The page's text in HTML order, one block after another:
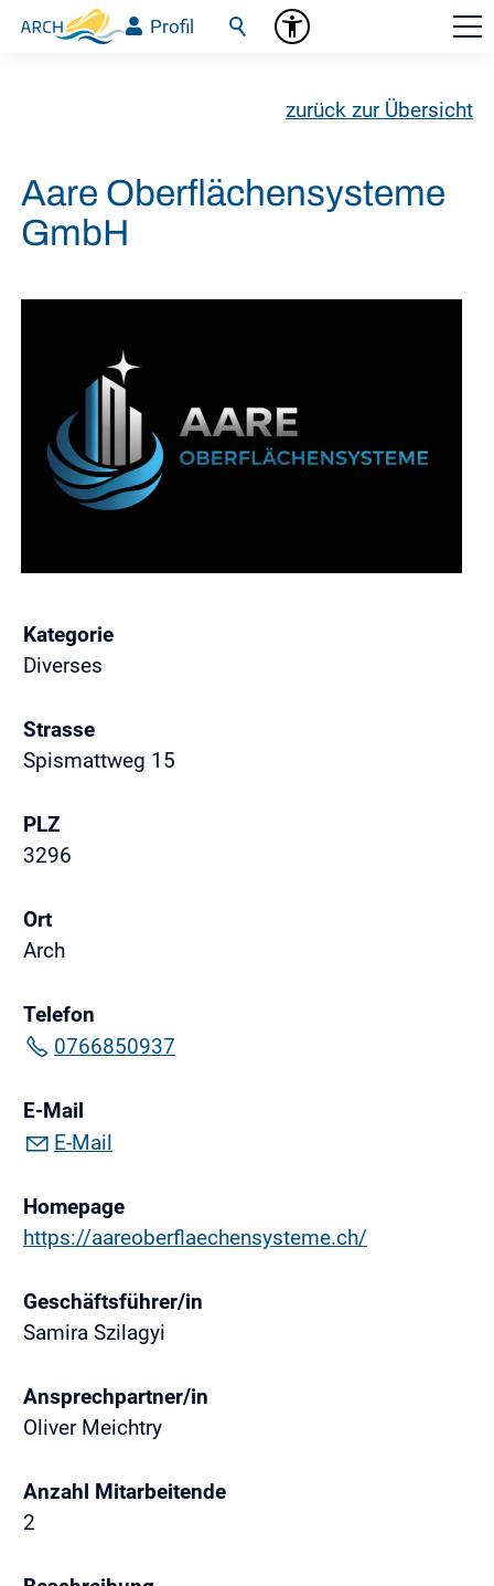
Profil
zurück zur Übersicht
Aare Oberflächensysteme
GmbH
Kategorie
Diverses
Strasse
Spismattweg 15
PLZ
3296
Ort
Arch
Telefon
0766850937
E-Mail
E-Mail
Homepage
https://aareoberflaechensysteme.ch/
Geschäftsführer/in
Samira Szilagyi
Ansprechpartner/in
Oliver Meichtry
Anzahl Mitarbeitende
2